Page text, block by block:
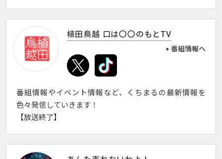
植田鳥越 口は〇〇のもとTV
番組情報へ
番組情報やイベント情報など、くちまるの最新情報を
色々発信していきます！
【放送終了】